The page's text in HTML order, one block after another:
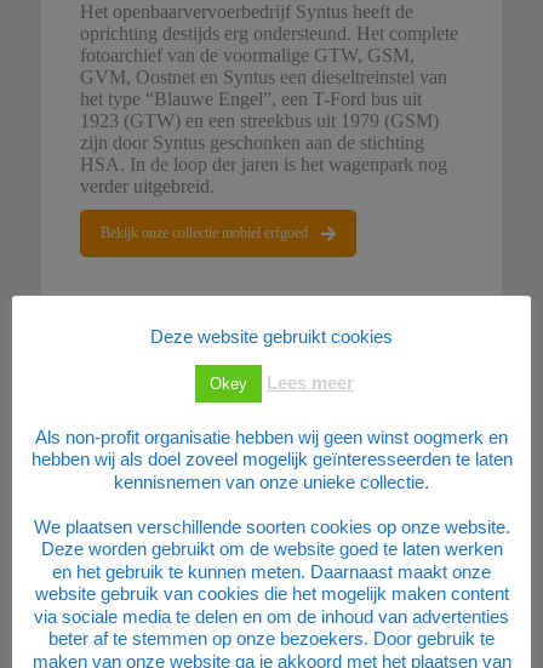
Het openbaarvervoerbedrijf Syntus heeft de
oprichting destijds erg ondersteund. Het complete
fotoarchief van de voormalige GTW, GSM,
GVM, Oostnet en Syntus een dieseltreinstel van
het type “Blauwe Engel”, een T-Ford bus uit
1923 (GTW) en een streekbus uit 1979 (GSM)
zijn door Syntus geschonken aan de stichting
HSA. In de loop der jaren is het wagenpark nog
verder uitgebreid.
Bekijk onze collectie mobiel erfgoed
Ontdek de museumwerkplaats
Vrijwilligers
Deze website gebruikt cookies
Okey Lees meer
Als non-profit organisatie hebben wij geen winst oogmerk en
hebben wij als doel zoveel mogelijk geïnteresseerden te laten
kennisnemen van onze unieke collectie.
We plaatsen verschillende soorten cookies op onze website.
Deze worden gebruikt om de website goed te laten werken
en het gebruik te kunnen meten. Daarnaast maakt onze
website gebruik van cookies die het mogelijk maken content
via sociale media te delen en om de inhoud van advertenties
beter af te stemmen op onze bezoekers. Door gebruik te
maken van onze website ga je akkoord met het plaatsen van